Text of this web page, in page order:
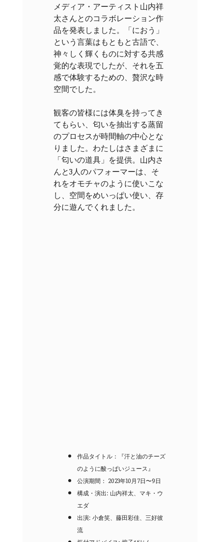
メディア・アーティスト山内祥
太さんとのコラボレーション作
品を発表しました。「におう」
という言葉はもともと古語で、
神々しく輝くものに対する共感
覚的な表現でしたが、それを五
感で体験するための、贅沢な時
空間でした。
観客の皆様には体臭を持ってき
てもらい、匂いを抽出する蒸留
のプロセスが時間軸の中心とな
りました。わたしはさまざまに
「匂いの道具」を提供。山内さ
んと3人のパフォーマーは、そ
れをオモチャのように使いこな
し、空間をめいっぱい使い、存
分に遊んでくれました。
作品タイトル：『汗と油のチーズ
のように酸っぱいジュース』
公演期間： 2023年10月7日〜9日
構成・演出: 山内祥太、マキ・ウ
エダ
出演: 小倉笑、藤田彩佳、三好彼
流